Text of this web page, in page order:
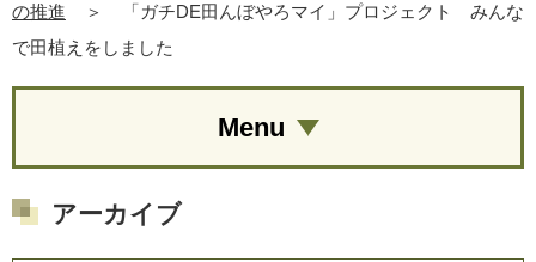
の推進
＞
「ガチDE田んぼやろマイ」プロジェクト みんな
で田植えをしました
Menu
アーカイブ